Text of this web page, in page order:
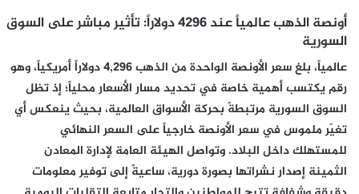
أونصة الذهب عالمياً عند 4296 دولاراً: تأثير مباشر على السوق
السورية
عالمياً، بلغ سعر الأونصة الواحدة من الذهب 4,296 دولاراً أمريكياً، وهو
رقم يكتسب أهمية خاصة في تحديد مسار الأسعار محلياً؛ إذ تظل
السوق السورية مرتبطةً بحركة الأسواق العالمية، بحيث ينعكس أي
تغيّر ملموس في سعر الأونصة خارجياً على السعر النهائي
للمستهلك داخل البلاد. وتواصل الهيئة العامة لإدارة المعادن
الثمينة إصدار نشراتها بصورة دورية، ساعيةً إلى توفير معلومات